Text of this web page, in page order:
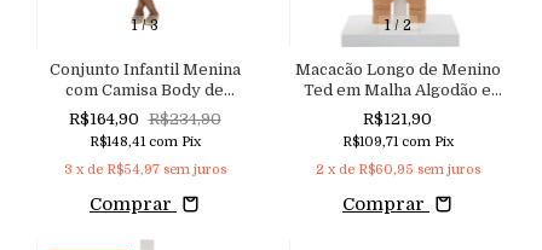
1/3
Conjunto Infantil Menina
com Camisa Body de
Mangas Bufantes e Bordado
Rechilieu, Shorts Saia em
Sarja Linho e Suspensório
com Glitter Sútil Regulável
R$164,90 R$234,90
R$148,41 com Pix
3 x de R$54,97 sem juros
Comprar
1/ 2
Macacão Longo de Menino
Ted em Malha Algodão e
Trabalhada
R$121,90
R$109,71 com Pix
2 x de R$60,95 sem juros
Comprar